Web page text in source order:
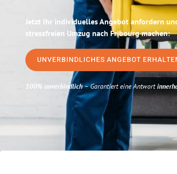
Jetzt Ihr individuelles Angebot anfordern
stressfreien Umzug nach Fribourg machen:
UNVERBINDLICHES ANGEBOT
100% unverbindlich– Garantiert eine Antwort